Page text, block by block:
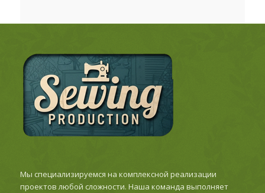
Мы специализируемся на комплексной реализации
проектов любой сложности. Наша команда выполняет